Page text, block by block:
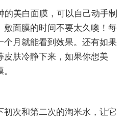
的美白面膜，可以自己动手制
敷面膜的时间不要太久噢！每
个月就能看到效果。还有如果
肤冷静下来，如果你想美
初次和第二次的淘米水，让它